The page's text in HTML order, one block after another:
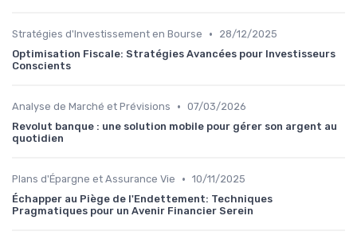
Stratégies d'Investissement en Bourse •
28/12/2025
Optimisation Fiscale: Stratégies Avancées pour Investisseurs
Conscients
Analyse de Marché et Prévisions • 07/03/2026
Revolut banque : une solution mobile pour gérer son argent au
quotidien
Plans d'Épargne et Assurance Vie • 10/11/2025
Échapper au Piège de l'Endettement: Techniques
Pragmatiques pour un Avenir Financier Serein